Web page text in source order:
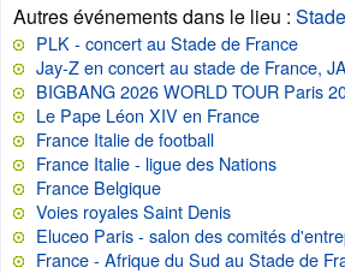
Autres événements dans le lieu :
PLK - concert au Stade de France
Jay-Z en concert au stade de France,
BIGBANG 2026 WORLD TOUR Paris
Le Pape Léon XIV en France
France Italie de football
France Italie - ligue des Nations
France Belgique
Voies royales Saint Denis
Eluceo Paris - salon des comités
France - Afrique du Sud au Stade de